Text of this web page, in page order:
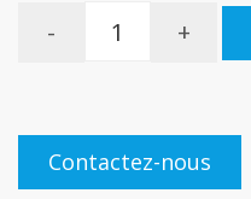
- +
Contactez-nous